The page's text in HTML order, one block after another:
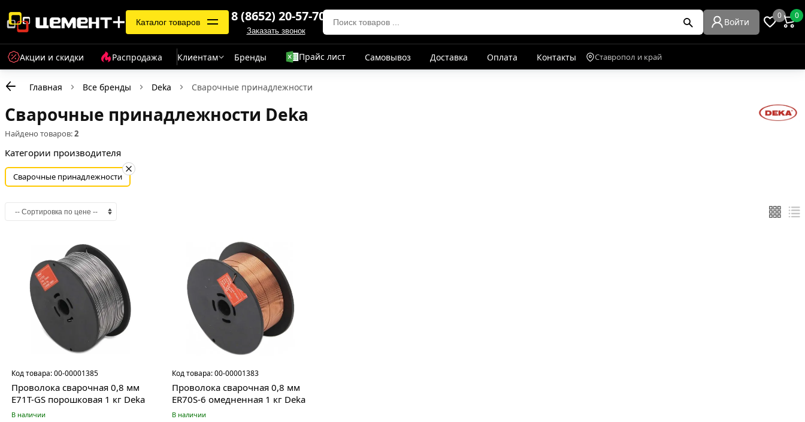
Каталог товаров 8 (8652) 20-57-70
Заказать звонок
Войти
0 0
Акции и скидки Распродажа Клиентам Бренды Прайс лист Самовывоз Доставка Оплата Контакты Ставропол и край
Главная Все бренды Deka Сварочные принадлежности
Сварочные принадлежности Deka
Найдено товаров:2
Категории производителя
Сварочные принадлежности
Код товара:00-00001385
Проволока сварочная 0,8 мм
E71T-GS порошковая 1 кг Deka
В наличии
Код товара:00-00001383
Проволока сварочная 0,8 мм
ER70S-6 омедненная 1 кг Deka
В наличии